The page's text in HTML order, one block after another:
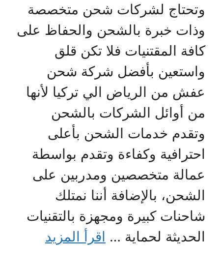
وتحتاج لشركات شحن متخصصة
وذات خبرة بالشحن والحفاظ على
كافة المقتنيات فلا تكن قلق
واستعين بأفضل شركة شحن
عفش من الرياض الي تركيا لأنها
من أوائل الشركات بالشحن
وتقدم خدمات الشحن بأعلى
احترافية وكفاءة وتقدم بواسطة
عمالة متخصصين ومدربين على
الشحن، بالإضافة أننا نمتلك
شاحنات كبيرة ومجهزة بالتقنيات
الحديثة لحماية … اقرأ المزيد